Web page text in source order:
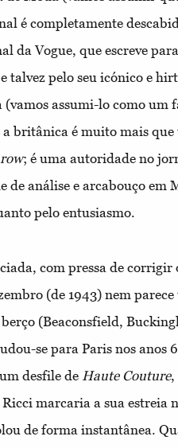
é completamente
da Vogue, que escreve
talvez pelo seu icónico e
assumi-lo como um
a britânica é muito mais
; é uma autoridade no
de análise e arcabouço em
pelo entusiasmo.
com pressa de corrigir
(de 1943) nem
(Beaconsfield,
se para Paris nos anos
desfile de Haute Couture,
marcaria a sua estreia
de forma instantânea.